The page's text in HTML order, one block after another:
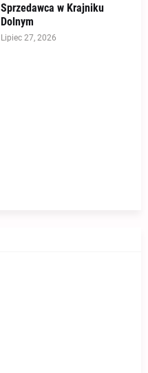
Sprzedawca w Krajniku
Dolnym
Lipiec 27, 2026